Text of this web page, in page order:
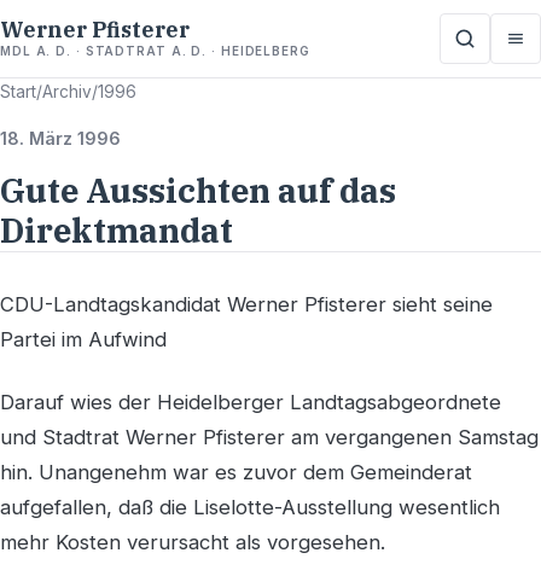
Werner Pfisterer
MDL A. D. · STADTRAT A. D. · HEIDELBERG
Start/Archiv/1996
18. März 1996
Gute Aussichten auf das
Direktmandat
CDU-Landtagskandidat Werner Pfisterer sieht seine
Partei im Aufwind
Darauf wies der Heidelberger Landtagsabgeordnete
und Stadtrat Werner Pfisterer am vergangenen Samstag
hin. Unangenehm war es zuvor dem Gemeinderat
aufgefallen, daß die Liselotte-Ausstellung wesentlich
mehr Kosten verursacht als vorgesehen.